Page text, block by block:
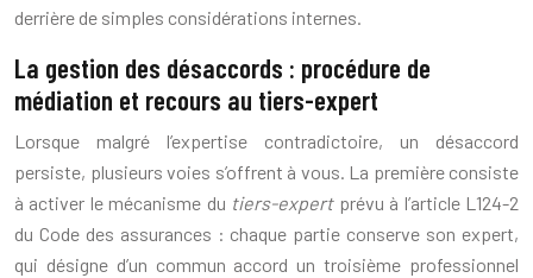
derrière de simples considérations internes.
La gestion des désaccords : procédure de
médiation et recours au tiers-expert
Lorsque malgré l’expertise contradictoire, un désaccord
persiste, plusieurs voies s’offrent à vous. La première consiste
à activer le mécanisme du tiers-expertprévu à l’article L124-2
du Code des assurances : chaque partie conserve son expert,
qui désigne d’un commun accord un troisième professionnel